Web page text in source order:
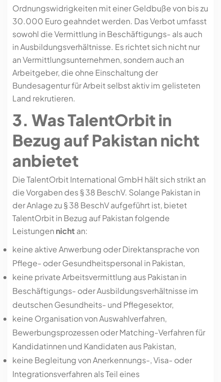
Ordnungswidrigkeiten mit einer Geldbuße von bis zu
30.000 Euro geahndet werden. Das Verbot umfasst
sowohl die Vermittlung in Beschäftigungs- als auch
in Ausbildungsverhältnisse. Es richtet sich nicht nur
an Vermittlungsunternehmen, sondern auch an
Arbeitgeber, die ohne Einschaltung der
Bundesagentur für Arbeit selbst aktiv im gelisteten
Land rekrutieren.
3. Was TalentOrbit in
Bezug auf Pakistan nicht
anbietet
Die TalentOrbit International GmbH hält sich strikt an
die Vorgaben des § 38 BeschV. Solange Pakistan in
der Anlage zu § 38 BeschV aufgeführt ist, bietet
TalentOrbit in Bezug auf Pakistan folgende
Leistungen nicht an:
keine aktive Anwerbung oder Direktansprache von
Pflege- oder Gesundheitspersonal in Pakistan,
keine private Arbeitsvermittlung aus Pakistan in
Beschäftigungs- oder Ausbildungsverhältnisse im
deutschen Gesundheits- und Pflegesektor,
keine Organisation von Auswahlverfahren,
Bewerbungsprozessen oder Matching-Verfahren für
Kandidatinnen und Kandidaten aus Pakistan,
keine Begleitung von Anerkennungs-, Visa- oder
Integrationsverfahren als Teil eines